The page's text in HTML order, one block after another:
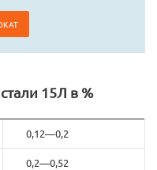
15Л в %
0,12—0,2
0,2—0,52